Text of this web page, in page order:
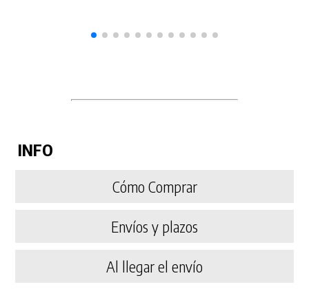
INFO
Cómo Comprar
Envíos y plazos
Al llegar el envío